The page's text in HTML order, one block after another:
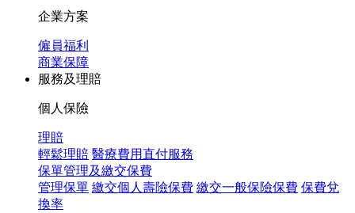
企業方案
僱員福利
商業保障
服務及理賠
個人保險
理賠
輕鬆理賠 醫療費用直付服務
保單管理及繳交保費
管理保單 繳交個人壽險保費 繳交一般保險保費 保費兌
換率